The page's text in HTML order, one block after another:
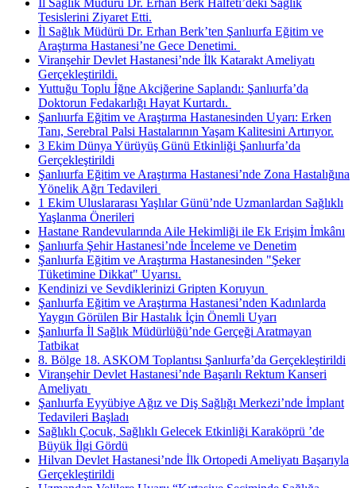
Tesislerini Ziyaret Etti.
İl Sağlık Müdürü Dr. Erhan Berk’ten Şanlıurfa Eğitim ve
Araştırma Hastanesi’ne Gece Denetimi. ​
Viranşehir Devlet Hastanesi’nde İlk Katarakt Ameliyatı
Gerçekleştirildi.
Yuttuğu Toplu İğne Akciğerine Saplandı: Şanlıurfa’da
Doktorun Fedakarlığı Hayat Kurtardı. ​
Şanlıurfa Eğitim ve Araştırma Hastanesinden Uyarı: Erken
Tanı, Serebral Palsi Hastalarının Yaşam Kalitesini Artırıyor.
3 Ekim Dünya Yürüyüş Günü Etkinliği Şanlıurfa’da
Gerçekleştirildi
Şanlıurfa Eğitim ve Araştırma Hastanesi’nde Zona Hastalığına
Yönelik Ağrı Tedavileri ​
1 Ekim Uluslararası Yaşlılar Günü’nde Uzmanlardan Sağlıklı
Yaşlanma Önerileri
Hastane Randevularında Aile Hekimliği ile Ek Erişim İmkânı
Şanlıurfa Şehir Hastanesi’nde İnceleme ve Denetim
Şanlıurfa Eğitim ve Araştırma Hastanesinden "Şeker
Tüketimine Dikkat" Uyarısı.
Kendinizi ve Sevdiklerinizi Gripten Koruyun ​
Şanlıurfa Eğitim ve Araştırma Hastanesi’nden Kadınlarda
Yaygın Görülen Bir Hastalık İçin Önemli Uyarı
Şanlıurfa İl Sağlık Müdürlüğü’nde Gerçeği Aratmayan
Tatbikat
8. Bölge 18. ASKOM Toplantısı Şanlıurfa’da Gerçekleştirildi
Viranşehir Devlet Hastanesi’nde Başarılı Rektum Kanseri
Ameliyatı ​
Şanlıurfa Eyyübiye Ağız ve Diş Sağlığı Merkezi’nde İmplant
Tedavileri Başladı
Sağlıklı Çocuk, Sağlıklı Gelecek Etkinliği Karaköprü ’de
Büyük İlgi Gördü
Hilvan Devlet Hastanesi’nde İlk Ortopedi Ameliyatı Başarıyla
Gerçekleştirildi